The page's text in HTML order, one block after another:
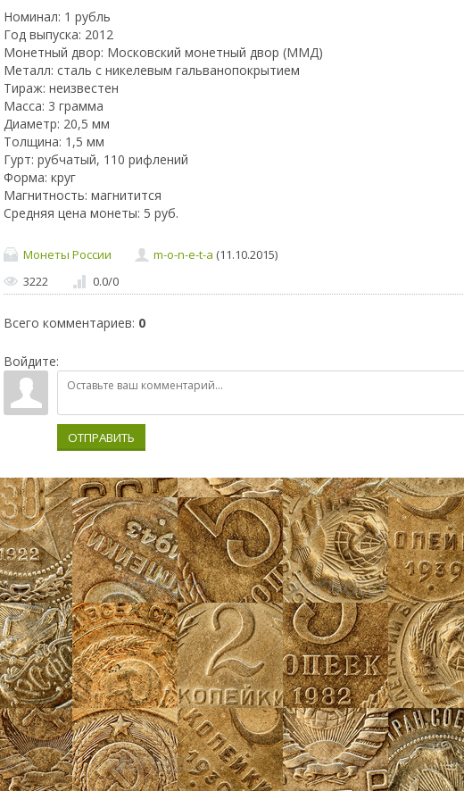
Номинал: 1 рубль
Год выпуска: 2012
Монетный двор: Московский монетный двор (ММД)
Металл: сталь с никелевым гальванопокрытием
Тираж: неизвестен
Масса: 3 грамма
Диаметр: 20,5 мм
Толщина: 1,5 мм
Гурт: рубчатый, 110 рифлений
Форма: круг
Магнитность: магнитится
Средняя цена монеты: 5 руб.
Монеты России m-o-n-e-t-a (11.10.2015)
3222
0.0/0
Всего комментариев: 0
Войдите:
ОТПРАВИТЬ